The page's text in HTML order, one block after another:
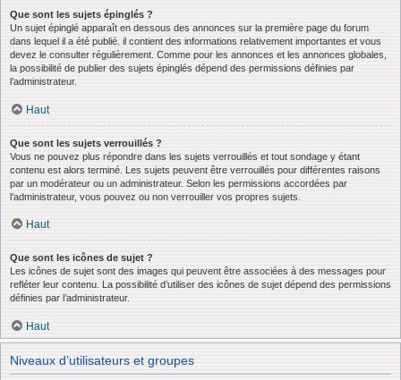
Que sont les sujets épinglés ?
Un sujet épinglé apparaît en dessous des annonces sur la première page du forum
dans lequel il a été publié. il contient des informations relativement importantes et vous
devez le consulter régulièrement. Comme pour les annonces et les annonces globales,
la possibilité de publier des sujets épinglés dépend des permissions définies par
l’administrateur.
Haut
Que sont les sujets verrouillés ?
Vous ne pouvez plus répondre dans les sujets verrouillés et tout sondage y étant
contenu est alors terminé. Les sujets peuvent être verrouillés pour différentes raisons
par un modérateur ou un administrateur. Selon les permissions accordées par
l’administrateur, vous pouvez ou non verrouiller vos propres sujets.
Haut
Que sont les icônes de sujet ?
Les icônes de sujet sont des images qui peuvent être associées à des messages pour
refléter leur contenu. La possibilité d’utiliser des icônes de sujet dépend des permissions
définies par l’administrateur.
Haut
Niveaux d’utilisateurs et groupes